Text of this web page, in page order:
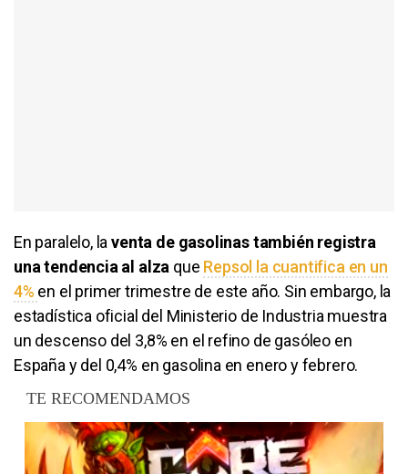
En paralelo, laventa de gasolinas también registra
una tendencia al alza que Repsol la cuantifica en un
4% en el primer trimestre de este año. Sin embargo, la
estadística oficial del Ministerio de Industria muestra
un descenso del 3,8% en el refino de gasóleo en
España y del 0,4% en gasolina en enero y febrero.
TE RECOMENDAMOS